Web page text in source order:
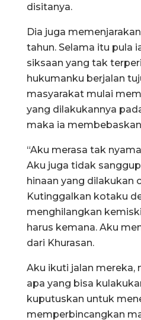
disitanya.
Dia juga
tahun. Selama itu pula
siksaan yang tak
hukumanku berjalan
masyarakat mulai
yang dilakukannya
maka ia
“Aku merasa tak
Aku juga tidak
hinaan yang dilakukan
Kutinggalkan kotaku
menghilangkan
harus kemana. Aku
dari Khurasan.
Aku ikuti jalan mereka,
apa yang bisa
kuputuskan untuk
memperbincangkan